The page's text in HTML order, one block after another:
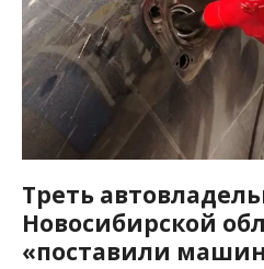
Треть
Новосибирской
«поставили